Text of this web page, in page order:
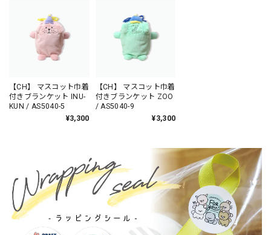
【CH】 マスコット巾着
付きブランケット INU-
KUN / AS5040-5
¥3,300
【CH】 マスコット巾着
付きブランケット ZOO
/ AS5040-9
¥3,300